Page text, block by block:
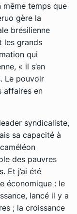
même temps que
gère la
brésilienne
les grands
qui
, « il s’en
Le pouvoir
affaires en
syndicaliste,
sa capacité à
des pauvres
Et j’ai été
économique : le
lancé il y a
; la croissance